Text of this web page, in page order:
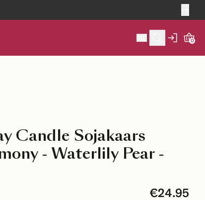
0
Candle Sojakaars
- Waterlily Pear -
€24.95